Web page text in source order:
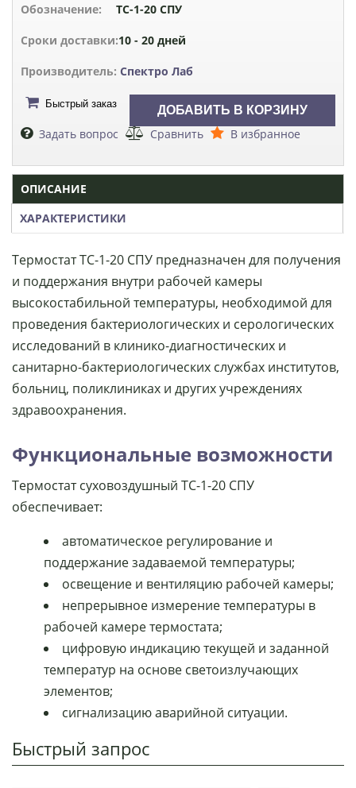
Обозначение: ТС-1-20 СПУ
Сроки доставки:10 - 20 дней
Производитель: Спектро Лаб
Быстрый заказ
Задать вопрос Сравнить В избранное
ОПИСАНИЕ
ХАРАКТЕРИСТИКИ
Термостат ТС-1-20 СПУ предназначен для получения
и поддержания внутри рабочей камеры
высокостабильной температуры, необходимой для
проведения бактериологических и серологических
исследований в клинико-диагностических и
санитарно-бактериологических службах институтов,
больниц, поликлиниках и других учреждениях
здравоохранения.
Функциональные возможности
Термостат суховоздушный ТС-1-20 СПУ
обеспечивает:
автоматическое регулирование и
поддержание задаваемой температуры;
освещение и вентиляцию рабочей камеры;
непрерывное измерение температуры в
рабочей камере термостата;
цифровую индикацию текущей и заданной
температур на основе светоизлучающих
элементов;
сигнализацию аварийной ситуации.
Быстрый запрос